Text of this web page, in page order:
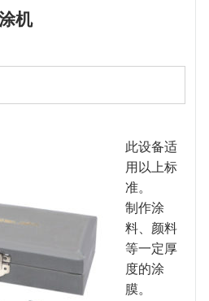
机
此设备适
用以上标
准。
制作涂
料、颜料
等一定厚
度的涂
膜。